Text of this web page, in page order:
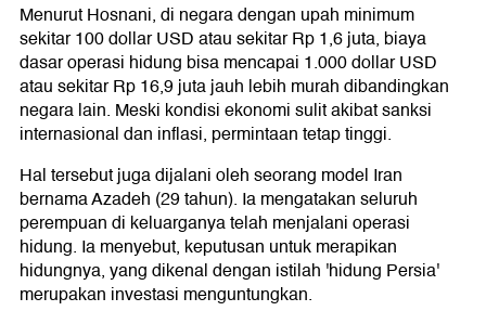
Menurut Hosnani, di negara dengan upah minimum
sekitar 100 dollar USD atau sekitar Rp 1,6 juta, biaya
dasar operasi hidung bisa mencapai 1.000 dollar USD
atau sekitar Rp 16,9 juta jauh lebih murah dibandingkan
negara lain. Meski kondisi ekonomi sulit akibat sanksi
internasional dan inflasi, permintaan tetap tinggi.
Hal tersebut juga dijalani oleh seorang model Iran
bernama Azadeh (29 tahun). Ia mengatakan seluruh
perempuan di keluarganya telah menjalani operasi
hidung. Ia menyebut, keputusan untuk merapikan
hidungnya, yang dikenal dengan istilah 'hidung Persia'
merupakan investasi menguntungkan.